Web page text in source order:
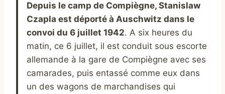
Depuis le camp de Compiègne, Stanislaw
Czapla est déporté à Auschwitz dans le
convoi du 6 juillet 1942. A six heures du
matin, ce 6 juillet, il est conduit sous escorte
allemande à la gare de Compiègne avec ses
camarades, puis entassé comme eux dans
un des wagons de marchandises qui